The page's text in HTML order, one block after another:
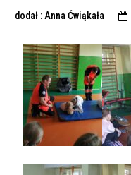
dodał : Anna Ćwiąkała 